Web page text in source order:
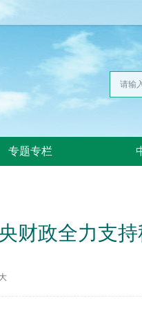
专题专栏
财政全力支
大